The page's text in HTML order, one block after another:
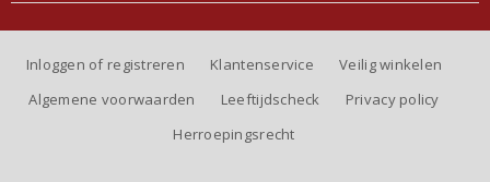
Inloggen of registreren Klantenservice
Veilig winkelen
Algemene voorwaarden
Leeftijdscheck
Privacy policy
Herroepingsrecht